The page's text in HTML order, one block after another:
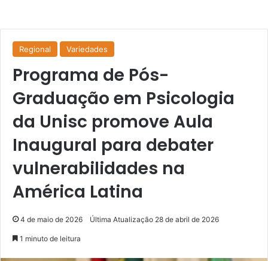
Regional Variedades
Programa de Pós-
Graduação em Psicologia
da Unisc promove Aula
Inaugural para debater
vulnerabilidades na
América Latina
4 de maio de 2026 Última Atualização 28 de abril de 2026
1 minuto de leitura